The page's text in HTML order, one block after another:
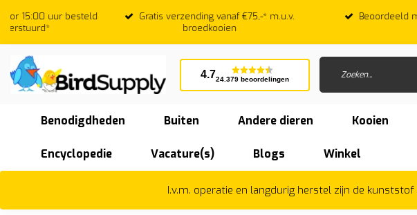
Gratis verzending vanaf €75,-* m.u.v.
Beoordeeld met een 4,8 / 5
4.724.379 beoordelingen
Benodigdheden Buiten Andere dieren Kooien
Encyclopedie Vacature(s) Blogs Winkel
I.v.m. operatie en langdurig herstel zijn de